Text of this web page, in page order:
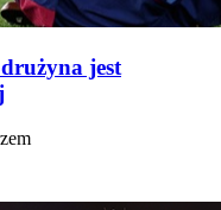
drużyna jest